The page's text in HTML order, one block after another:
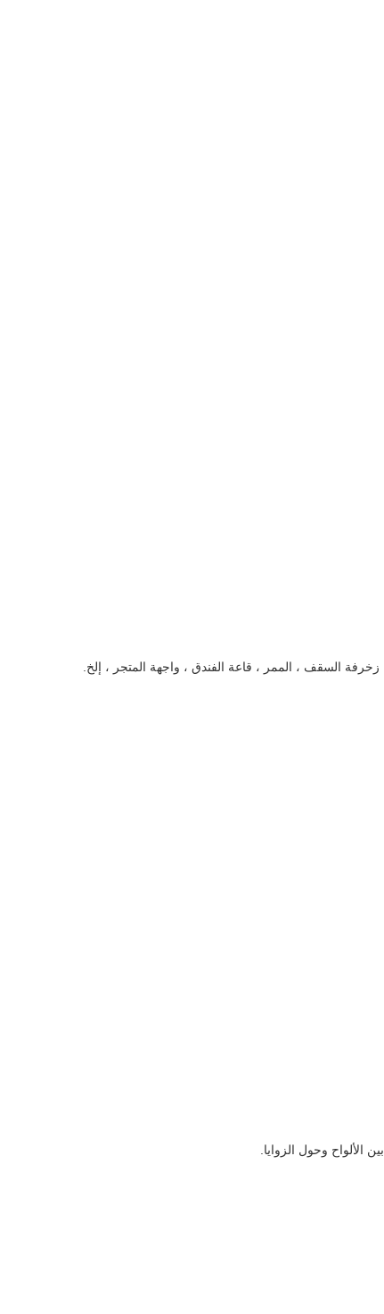
زخرفة السقف ، الممر ، قاعة الفندق ، واجهة المتجر ، إلخ.
الألواح وحول الزوايا.